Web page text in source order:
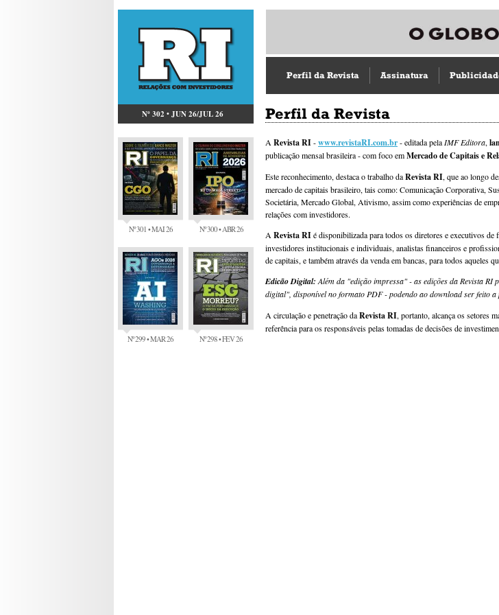
Nº 302 • JUN 26/JUL 26
Nº 301 • MAI 26 Nº 300 • ABR 26
Nº 299 • MAR 26 Nº 298 • FEV 26
Perfil da Revista Assinatura
Perfil da Revista
A Revista RI-www.revistaRI.com.br- editada pela IMF Editora,
publicação mensal brasileira - com foco emMercado de Capitais e
Este reconhecimento, destaca o trabalho daRevista RI, que ao longo
mercado de capitais brasileiro, tais como: Comunicação Corporativa,
Societária, Mercado Global, Ativismo, assim como experiências de
relações com investidores.
A Revista RIé disponibilizada para todos os diretores e executivos de
investidores institucionais e individuais, analistas financeiros e
de capitais, e também através da venda em bancas, para todos
Edicão Digital: Além da "edição impressa" - as edições da Revista
digital", disponível no formato PDF - podendo ao download ser feito
A circulação e penetração daRevista RI, portanto, alcança os setores
referência para os responsáveis pelas tomadas de decisões de